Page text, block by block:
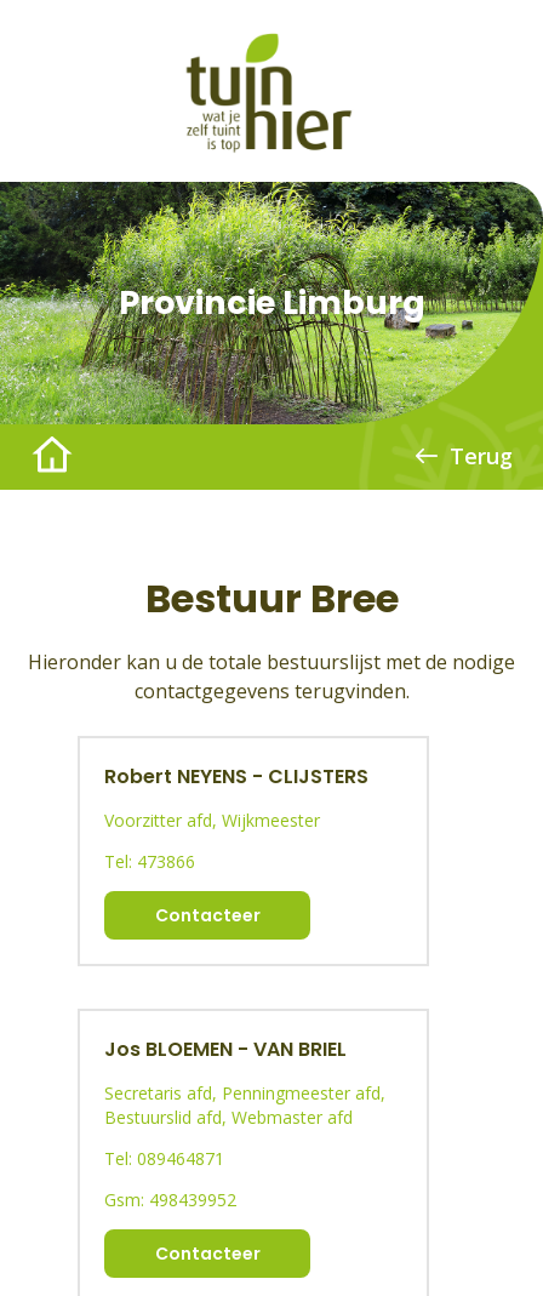
Provincie Limburg
Terug
Bestuur Bree
Hieronder kan u de totale bestuurslijst met de nodige
contactgegevens terugvinden.
Robert NEYENS - CLIJSTERS
Voorzitter afd, Wijkmeester
Tel: 473866
Contacteer
Jos BLOEMEN - VAN BRIEL
Secretaris afd, Penningmeester afd,
Bestuurslid afd, Webmaster afd
Tel: 089464871
Gsm: 498439952
Contacteer